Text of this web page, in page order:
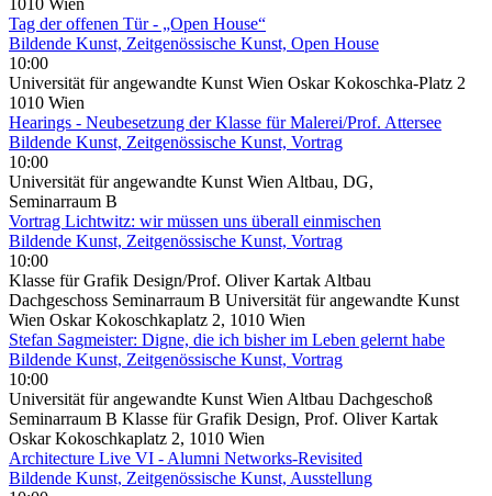
Tag der offenen Tür - „Open House“
Bildende Kunst, Zeitgenössische Kunst, Open House
10:00
Universität für angewandte Kunst Wien Oskar Kokoschka-Platz 2
1010 Wien
Hearings - Neubesetzung der Klasse für Malerei/Prof. Attersee
Bildende Kunst, Zeitgenössische Kunst, Vortrag
10:00
Universität für angewandte Kunst Wien Altbau, DG,
Seminarraum B
Vortrag Lichtwitz: wir müssen uns überall einmischen
Bildende Kunst, Zeitgenössische Kunst, Vortrag
10:00
Klasse für Grafik Design/Prof. Oliver Kartak Altbau
Dachgeschoss Seminarraum B Universität für angewandte Kunst
Wien Oskar Kokoschkaplatz 2, 1010 Wien
Stefan Sagmeister: Digne, die ich bisher im Leben gelernt habe
Bildende Kunst, Zeitgenössische Kunst, Vortrag
10:00
Universität für angewandte Kunst Wien Altbau Dachgeschoß
Seminarraum B Klasse für Grafik Design, Prof. Oliver Kartak
Oskar Kokoschkaplatz 2, 1010 Wien
Architecture Live VI - Alumni Networks-Revisited
Bildende Kunst, Zeitgenössische Kunst, Ausstellung